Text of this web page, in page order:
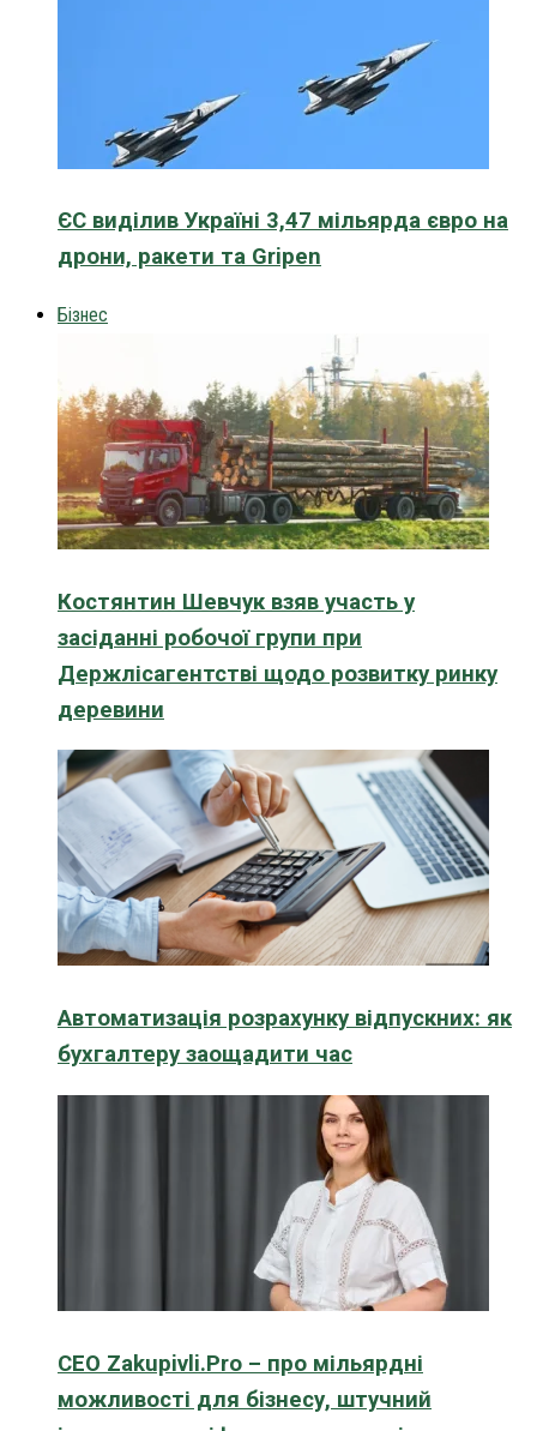
ЄС виділив Україні 3,47 мільярда євро на
дрони, ракети та Gripen
Бізнес
Костянтин Шевчук взяв участь у
засіданні робочої групи при
Держлісагентстві щодо розвитку ринку
деревини
Автоматизація розрахунку відпускних: як
бухгалтеру заощадити час
CEO Zakupivli.Pro – про мільярдні
можливості для бізнесу, штучний